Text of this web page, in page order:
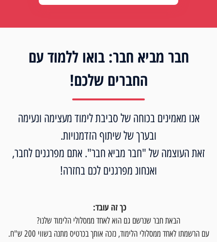
חבר מביא חבר: בואו ללמוד עם
החברים שלכם!
אנו מאמינים בכוחה של סביבת לימוד מעצימה ונעימה
ובערך של שיתוף הזדמנויות.
זאת העוצמה של "חבר מביא חבר". אתם מפרגנים לחבר,
ואנחונ מפרגנים לכם בחזרה!
כך זה עובד:
הבאת חבר שנרשם גם הוא לאחד ממסלולי הלימוד שלנו?
עם הרשמתו לאחד ממסלולי הלימוד, נזכה אותך בכרטיס מתנה בשווי 200 ש"ח.